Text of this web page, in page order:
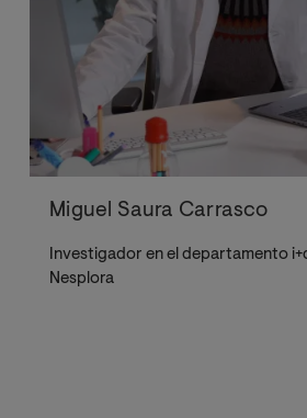
Miguel Saura Carrasco
Investigador en el departamento
Nesplora